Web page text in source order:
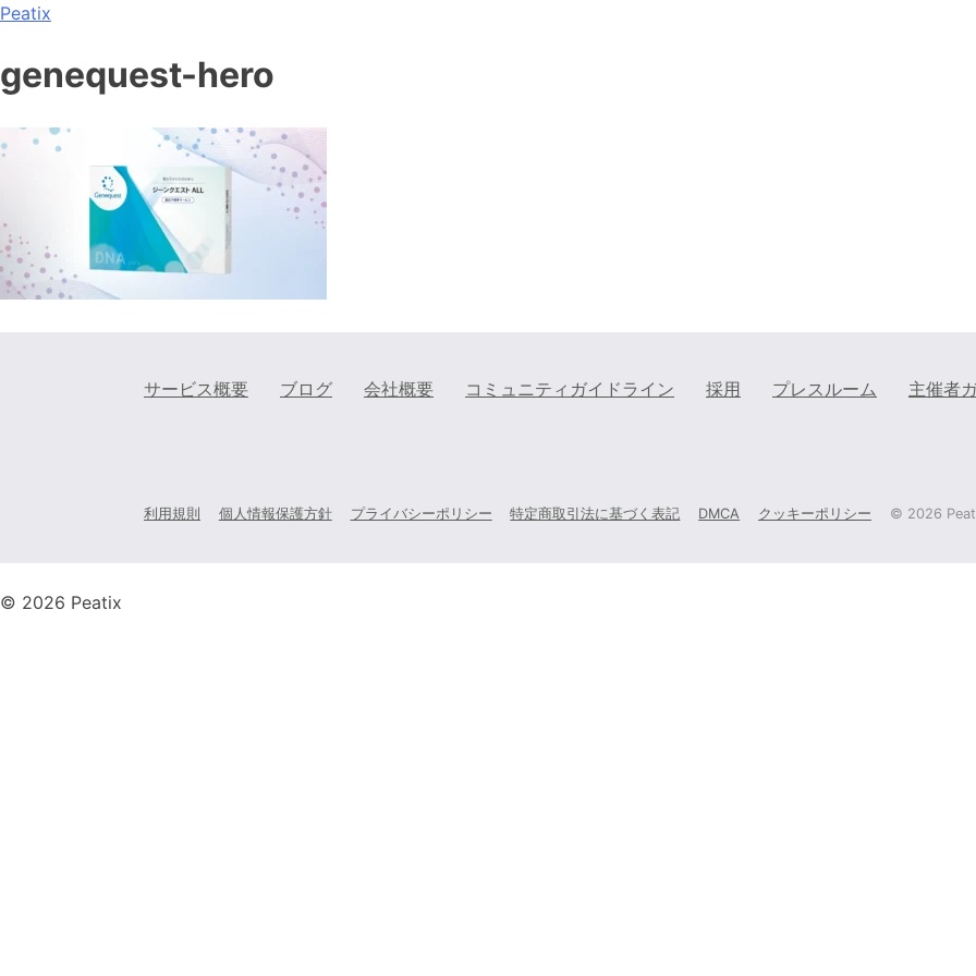
Peatix
genequest-hero
サービス概要 ブログ 会社概要 コミュニティガイドライン 採用 プレスルーム 主催者
利用規則 個人情報保護方針 プライバシーポリシー 特定商取引法に基づく表記 DMCA クッキーポリシー © 2026
© 2026 Peatix